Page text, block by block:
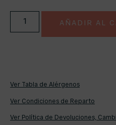
AÑADIR AL
Ver Tabla de Alérgenos
Ver Condiciones de Reparto
Ver Política de Devoluciones,